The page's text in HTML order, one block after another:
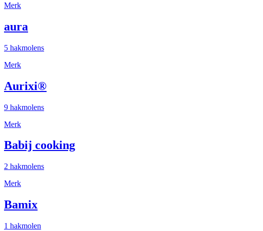
Merk
aura
5 hakmolens
Merk
Aurixi®
9 hakmolens
Merk
Babij cooking
2 hakmolens
Merk
Bamix
1 hakmolen